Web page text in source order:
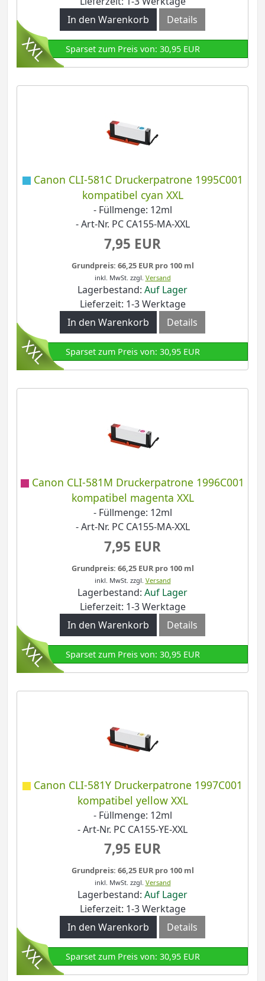
In den Warenkorb
Details
Sparset zum Preis von: 30,95 EUR
Canon CLI-581C Druckerpatrone 1995C001
kompatibel cyan XXL
- Füllmenge: 12ml
- Art-Nr. PC CA155-MA-XXL
7,95 EUR
Grundpreis: 66,25 EUR pro 100 ml
inkl. MwSt. zzgl. Versand
Lagerbestand: Auf Lager
Lieferzeit: 1-3 Werktage
In den Warenkorb
Details
Sparset zum Preis von: 30,95 EUR
Canon CLI-581M Druckerpatrone 1996C001
kompatibel magenta XXL
- Füllmenge: 12ml
- Art-Nr. PC CA155-MA-XXL
7,95 EUR
Grundpreis: 66,25 EUR pro 100 ml
inkl. MwSt. zzgl. Versand
Lagerbestand: Auf Lager
Lieferzeit: 1-3 Werktage
In den Warenkorb
Details
Sparset zum Preis von: 30,95 EUR
Canon CLI-581Y Druckerpatrone 1997C001
kompatibel yellow XXL
- Füllmenge: 12ml
- Art-Nr. PC CA155-YE-XXL
7,95 EUR
Grundpreis: 66,25 EUR pro 100 ml
inkl. MwSt. zzgl. Versand
Lagerbestand: Auf Lager
Lieferzeit: 1-3 Werktage
In den Warenkorb
Details
Sparset zum Preis von: 30,95 EUR